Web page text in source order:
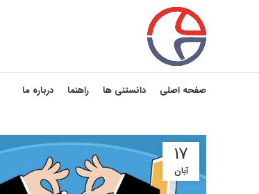
صفحه اصلی دانستنی ها راهنما درباره ما
17
آبان